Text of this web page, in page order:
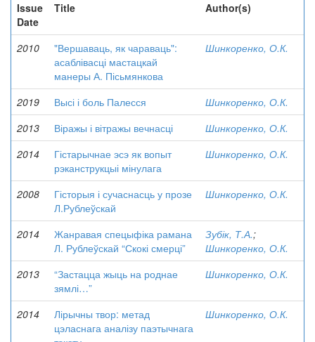
Issue
Date
Title Author(s)
2010
"Вершаваць, як чараваць":
асаблівасці мастацкай
манеры А. Пісьмянкова
Шинкоренко, О.К.
2019 Высі і боль Палесся
Шинкоренко, О.К.
2013
Віражы і вітражы вечнасці
Шинкоренко, О.К.
2014
Гістарычнае эсэ як вопыт
рэканструкцыі мінулага
Шинкоренко, О.К.
2008
Гісторыя і сучаснасць у прозе
Л.Рублеўскай
Шинкоренко, О.К.
2014
Жанравая спецыфіка рамана
Л. Рублеўскай “Скокі смерці”
Зубік, Т.А.;
Шинкоренко, О.К.
2013
“Застацца жыць на роднае
зямлі…”
Шинкоренко, О.К.
2014
Лірычны твор: метад
цэласнага аналізу паэтычнага
Шинкоренко, О.К.